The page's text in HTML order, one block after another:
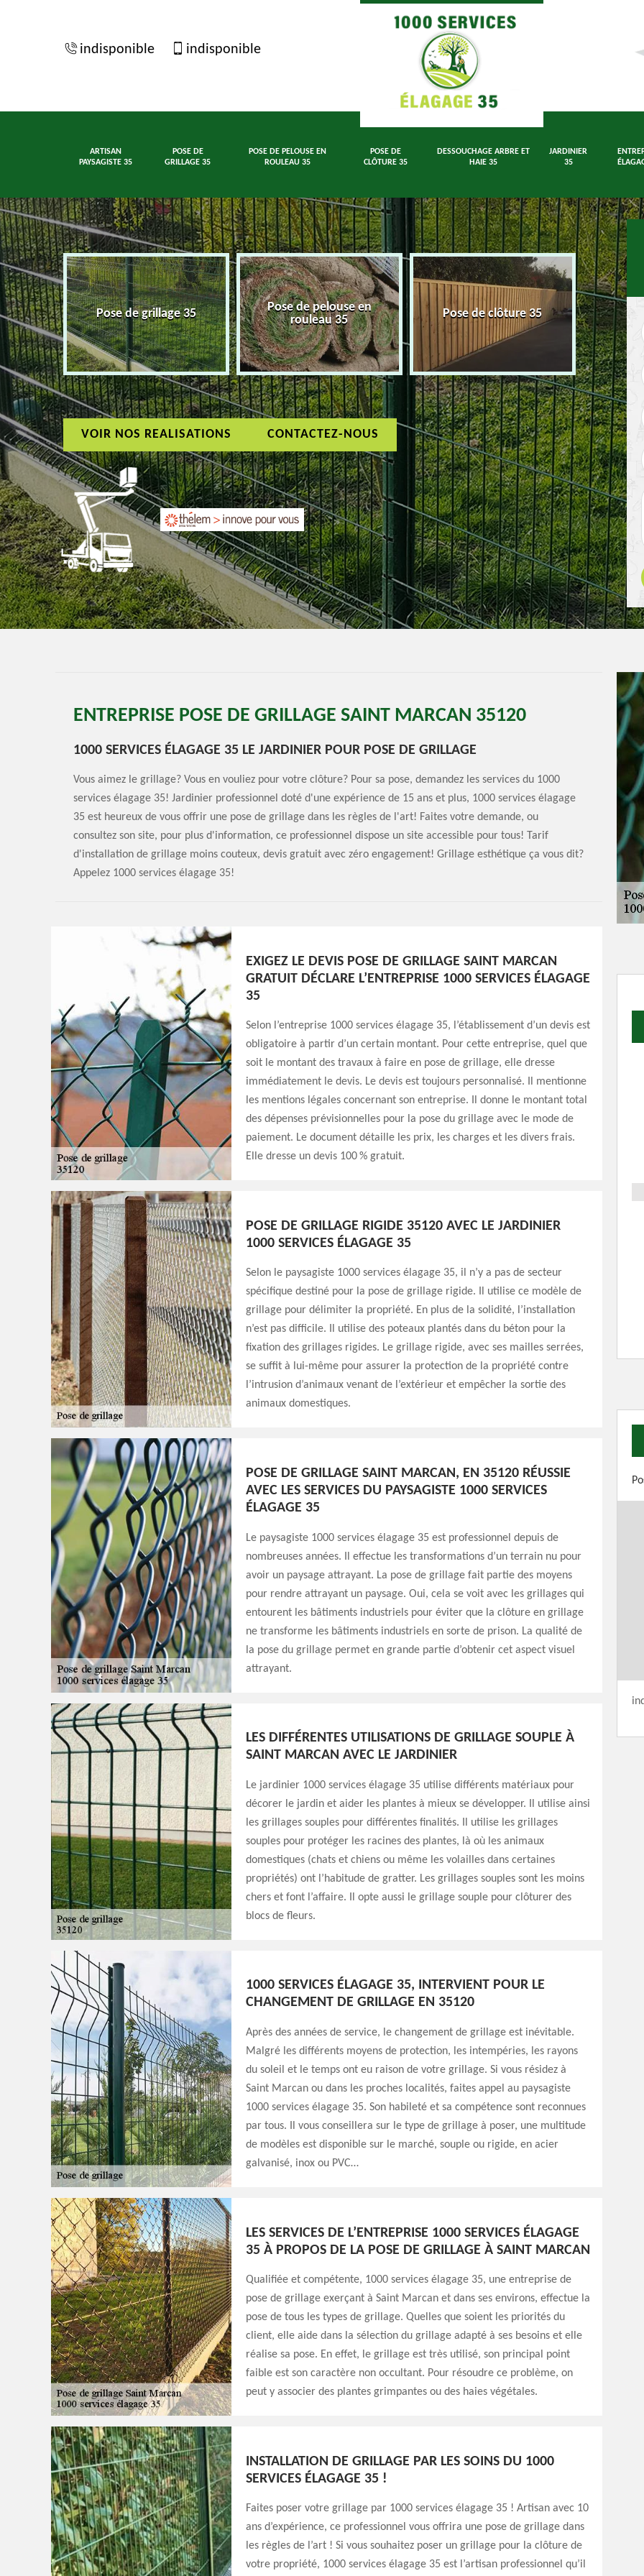
indisponible indisponible
ARTISAN
PAYSAGISTE 35
POSE DE
GRILLAGE 35
POSE DE PELOUSE EN
ROULEAU 35
POSE DE
CLÔTURE 35
DESSOUCHAGE ARBRE ET
HAIE 35
JARDINIER
35
35 Pose de grillage 35
Pose de pelouse en
rouleau 35
Pose de clôture 35
VOIR NOS REALISATIONS CONTACTEZ-NOUS
ENTREPRISE POSE DE GRILLAGE SAINT MARCAN 35120
1000 SERVICES ÉLAGAGE 35 LE JARDINIER POUR POSE DE GRILLAGE
Vous aimez le grillage? Vous en vouliez pour votre clôture? Pour sa pose, demandez les services du 1000
services élagage 35! Jardinier professionnel doté d'une expérience de 15 ans et plus, 1000 services élagage
35 est heureux de vous offrir une pose de grillage dans les règles de l'art! Faites votre demande, ou
consultez son site, pour plus d'information, ce professionnel dispose un site accessible pour tous! Tarif
d'installation de grillage moins couteux, devis gratuit avec zéro engagement! Grillage esthétique ça vous dit?
Appelez 1000 services élagage 35!
EXIGEZ LE DEVIS POSE DE GRILLAGE SAINT MARCAN
GRATUIT DÉCLARE L’ENTREPRISE 1000 SERVICES ÉLAGAGE
35
Selon l’entreprise 1000 services élagage 35, l’établissement d’un devis est
obligatoire à partir d’un certain montant. Pour cette entreprise, quel que
soit le montant des travaux à faire en pose de grillage, elle dresse
immédiatement le devis. Le devis est toujours personnalisé. Il mentionne
les mentions légales concernant son entreprise. Il donne le montant total
des dépenses prévisionnelles pour la pose du grillage avec le mode de
paiement. Le document détaille les prix, les charges et les divers frais.
Elle dresse un devis 100 % gratuit.
POSE DE GRILLAGE RIGIDE 35120 AVEC LE JARDINIER
1000 SERVICES ÉLAGAGE 35
Selon le paysagiste 1000 services élagage 35, il n’y a pas de secteur
spécifique destiné pour la pose de grillage rigide. Il utilise ce modèle de
grillage pour délimiter la propriété. En plus de la solidité, l’installation
n’est pas difficile. Il utilise des poteaux plantés dans du béton pour la
fixation des grillages rigides. Le grillage rigide, avec ses mailles serrées,
se suffit à lui-même pour assurer la protection de la propriété contre
l’intrusion d’animaux venant de l’extérieur et empêcher la sortie des
animaux domestiques.
POSE DE GRILLAGE SAINT MARCAN, EN 35120 RÉUSSIE
AVEC LES SERVICES DU PAYSAGISTE 1000 SERVICES
ÉLAGAGE 35
Le paysagiste 1000 services élagage 35 est professionnel depuis de
nombreuses années. Il effectue les transformations d’un terrain nu pour
avoir un paysage attrayant. La pose de grillage fait partie des moyens
pour rendre attrayant un paysage. Oui, cela se voit avec les grillages qui
entourent les bâtiments industriels pour éviter que la clôture en grillage
ne transforme les bâtiments industriels en sorte de prison. La qualité de
la pose du grillage permet en grande partie d’obtenir cet aspect visuel
attrayant.
LES DIFFÉRENTES UTILISATIONS DE GRILLAGE SOUPLE À
SAINT MARCAN AVEC LE JARDINIER
Le jardinier 1000 services élagage 35 utilise différents matériaux pour
décorer le jardin et aider les plantes à mieux se développer. Il utilise ainsi
les grillages souples pour différentes finalités. Il utilise les grillages
souples pour protéger les racines des plantes, là où les animaux
domestiques (chats et chiens ou même les volailles dans certaines
propriétés) ont l’habitude de gratter. Les grillages souples sont les moins
chers et font l’affaire. Il opte aussi le grillage souple pour clôturer des
blocs de fleurs.
1000 SERVICES ÉLAGAGE 35, INTERVIENT POUR LE
CHANGEMENT DE GRILLAGE EN 35120
Après des années de service, le changement de grillage est inévitable.
Malgré les différents moyens de protection, les intempéries, les rayons
du soleil et le temps ont eu raison de votre grillage. Si vous résidez à
Saint Marcan ou dans les proches localités, faites appel au paysagiste
1000 services élagage 35. Son habileté et sa compétence sont reconnues
par tous. Il vous conseillera sur le type de grillage à poser, une multitude
de modèles est disponible sur le marché, souple ou rigide, en acier
galvanisé, inox ou PVC…
LES SERVICES DE L’ENTREPRISE 1000 SERVICES ÉLAGAGE
35 À PROPOS DE LA POSE DE GRILLAGE À SAINT MARCAN
Qualifiée et compétente, 1000 services élagage 35, une entreprise de
pose de grillage exerçant à Saint Marcan et dans ses environs, effectue la
pose de tous les types de grillage. Quelles que soient les priorités du
client, elle aide dans la sélection du grillage adapté à ses besoins et elle
réalise sa pose. En effet, le grillage est très utilisé, son principal point
faible est son caractère non occultant. Pour résoudre ce problème, on
peut y associer des plantes grimpantes ou des haies végétales.
INSTALLATION DE GRILLAGE PAR LES SOINS DU 1000
SERVICES ÉLAGAGE 35 !
Faites poser votre grillage par 1000 services élagage 35 ! Artisan avec 10
ans d’expérience, ce professionnel vous offrira une pose de grillage dans
les règles de l’art ! Si vous souhaitez poser un grillage pour la clôture de
votre propriété, 1000 services élagage 35 est l’artisan professionnel qu’il